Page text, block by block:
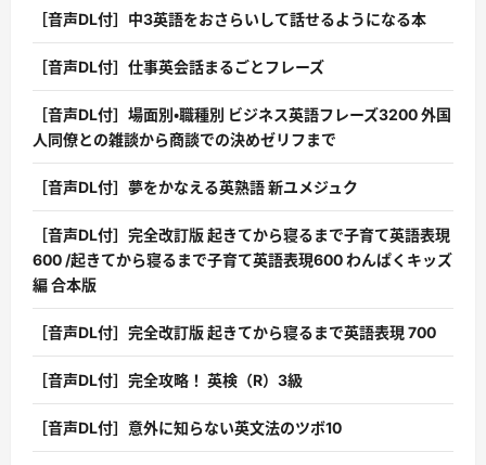
［音声DL付］中3英語をおさらいして話せるようになる本
［音声DL付］仕事英会話まるごとフレーズ
［音声DL付］場面別・職種別 ビジネス英語フレーズ3200 外国
人同僚との雑談から商談での決めゼリフまで
［音声DL付］夢をかなえる英熟語 新ユメジュク
［音声DL付］完全改訂版 起きてから寝るまで子育て英語表現
600 /起きてから寝るまで子育て英語表現600 わんぱくキッズ
編 合本版
［音声DL付］完全改訂版 起きてから寝るまで英語表現 700
［音声DL付］完全攻略！ 英検（R）3級
［音声DL付］意外に知らない英文法のツボ10